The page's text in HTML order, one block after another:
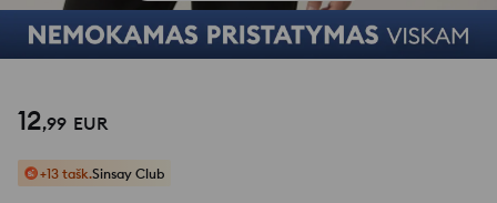
12,99 EUR
+13 tašk.Sinsay Club